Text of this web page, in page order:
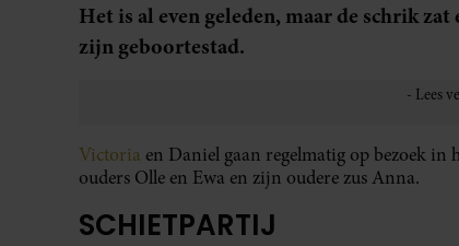
Het is al even geleden, maar de schrik
zijn geboortestad.
Victoria en Daniel gaan regelmatig op bezoek in
ouders Olle en Ewa en zijn oudere zus Anna.
SCHIETPARTIJ